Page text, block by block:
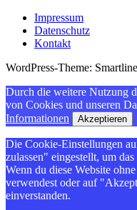
Impressum
Datenschutz
Kontakt
WordPress-Theme:
Durch die weitere Nutzung
von Cookies und unseren
Informationen
Akzeptieren
Die Cookie-Einstellungen
zulassen" eingestellt, um
Wenn du diese Website
verwendest oder auf
einverstanden.